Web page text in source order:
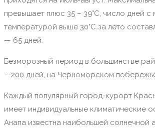
превышает плюс 35 – 39°C, число дней с
температурой выше 30°C за лето
— 65 дней.
Безморозный период в большинстве
—200 дней, на Черноморском
Каждый популярный город-курорт
имеет индивидуальные климатические
Анапа известна наибольшей солнечной